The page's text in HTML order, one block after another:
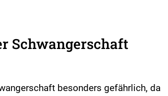
Schwangerschaft
besonders gefährlich, da